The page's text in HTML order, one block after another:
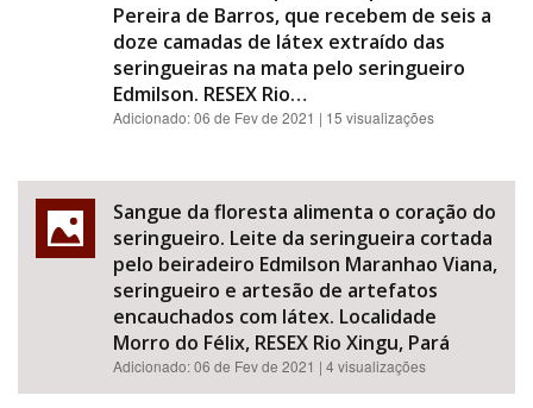
Pereira de Barros, que recebem de seis a
doze camadas de látex extraído das
seringueiras na mata pelo seringueiro
Edmilson. RESEX Rio…
Adicionado:06 de Fev de 2021 | 15 visualizações
Sangue da floresta alimenta o coração do
seringueiro. Leite da seringueira cortada
pelo beiradeiro Edmilson Maranhao Viana,
seringueiro e artesão de artefatos
encauchados com látex. Localidade
Morro do Félix, RESEX Rio Xingu, Pará
Adicionado:06 de Fev de 2021 | 4 visualizações